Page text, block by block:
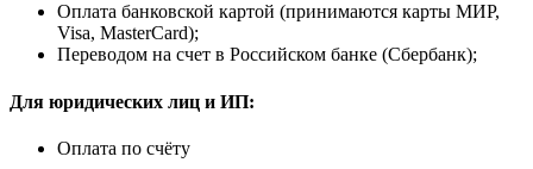
Оплата банковской картой (принимаются карты МИР,
Visa, MasterCard);
Переводом на счет в Российском банке (Сбербанк);
Для юридических лиц и ИП:
Оплата по счёту